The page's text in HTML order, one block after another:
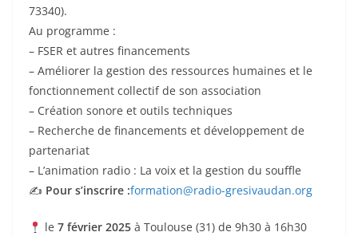
73340).
Au programme :
– FSER et autres financements
– Améliorer la gestion des ressources humaines et le
fonctionnement collectif de son association
– Création sonore et outils techniques
– Recherche de financements et développement de
partenariat
– L’animation radio : La voix et la gestion du souffle
✍️ Pour s’inscrire :formation@radio-gresivaudan.org
le 7 février 2025à Toulouse (31) de 9h30 à 16h30